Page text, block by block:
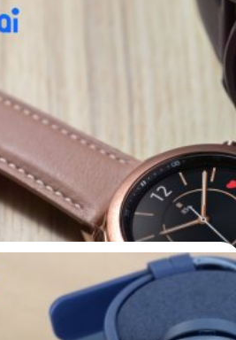
3 เอาใจสายออกกำลัง
รนเนอร์ส่วนตัวที่บ้าน
2020 ที่จัดขึ้นเป็นประจำทุกปี
ๆ ซึ่งหนึ่งในผลิตภัณฑ์ที่เปิดตัวใน
3 ที่ก่อนหน้านี้มีข่าวหลุดออกมาสัก
Watch 3 นาฬิกาอัจฉริยะรุ่น
ด้วยดีไซน์ที่คล้าย ๆ กับรุ่นก่อน ใน 2
มม. แต่กรอบจะสามารถหมุนได้ และมี
Super AMOLED กระจก Gorilla
นิ้ว ตัวเรือนทำมาจากสเตนเลส รันบน
5.5 มาพร้อมกับชิป Exynos 9110
ยความจำ…
days ago
Galaxy Watch 3 ถูก
อนไลน์ หลังสเปกหลุดเพียง 1